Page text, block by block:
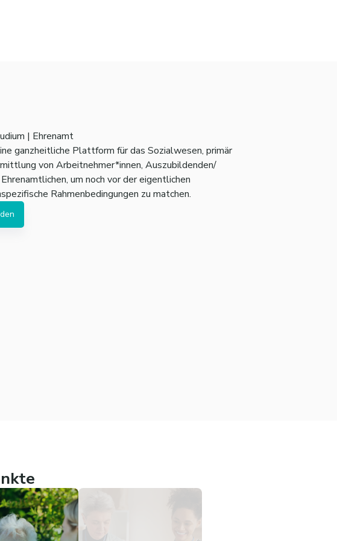
| Ehrenamt
ganzheitliche Plattform für das Sozialwesen, primär
von Arbeitnehmer*innen, Auszubildenden/
um noch vor der eigentlichen
Rahmenbedingungen zu matchen.